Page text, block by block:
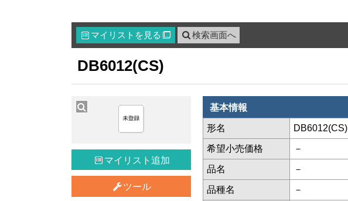
マイリスト を見る  検索画面へ
DB6012(CS)
マイリスト追加
ツール
基本情報
形名 DB6012(CS)
希望小売価格 －
品名 －
品種名 －